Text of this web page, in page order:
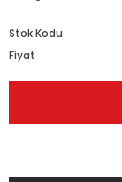
Stok Kodu
Fiyat